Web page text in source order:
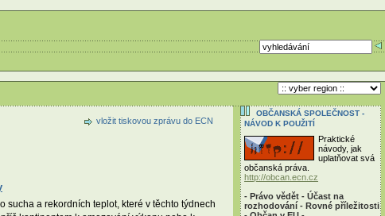
vložit tiskovou zprávu do ECN
a rekordních teplot, které v těchto týdnech
OBČANSKÁ SPOLEČNOST -
NÁVOD K POUŽITÍ
Praktické
návody, jak
uplatňovat svá
občanská práva.
http://obcan.ecn.cz
- Právo vědět - Účast na
rozhodování - Rovné příležitosti